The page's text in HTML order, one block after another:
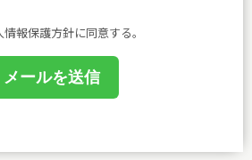
を遵守し、皆さまに安心と喜びを
関する規程を策定し、事務局及び
情報保護方針に同意する。